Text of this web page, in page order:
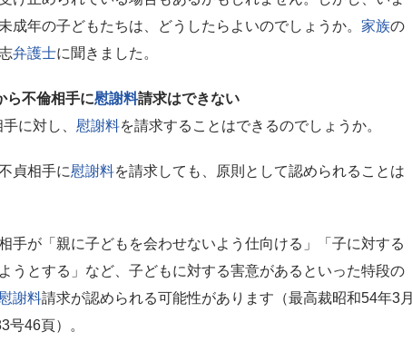
成年の子どもたちは、どうしたらよいのでしょうか。 家族の
弁護士に聞きました。
ら不倫相手に慰謝料請求はできない
に対し、 慰謝料を請求することはできるのでしょうか。
貞相手に慰謝料を請求しても、原則として認められることは
手が「親に子どもを会わせないよう仕向ける」「子に対する
うとする」など、子どもに対する害意があるといった特段の
謝料請求が認められる可能性があります（最高裁昭和54年3月
号46頁）。